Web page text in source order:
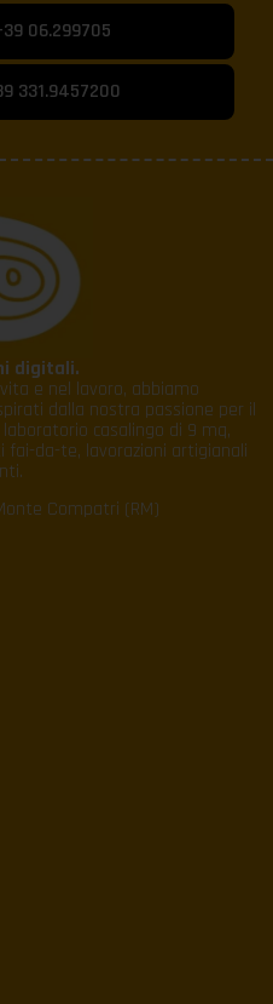
06.299705
331.9457200
digitali.
e nel lavoro, abbiamo
dalla nostra passione per il
casalingo di 9 mq,
fai-da-te, lavorazioni artigianali
Compatri (RM)